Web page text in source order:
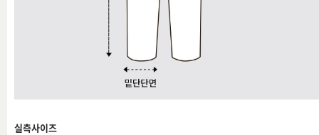
실측사이즈